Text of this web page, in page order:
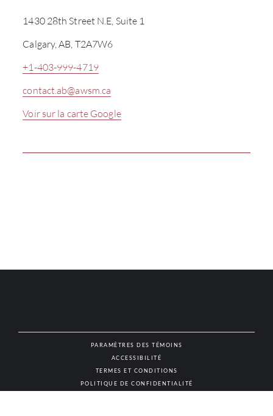
1430 28th Street N.E, Suite 1
Calgary, AB, T2A7W6
+1-403-999-4719
contact.ab@awsm.ca
Voir sur la carte Google
PARAMÈTRES DES TÉMOINS
ACCESSIBILITÉ
TERMES ET CONDITIONS
POLITIQUE DE CONFIDENTIALITÉ